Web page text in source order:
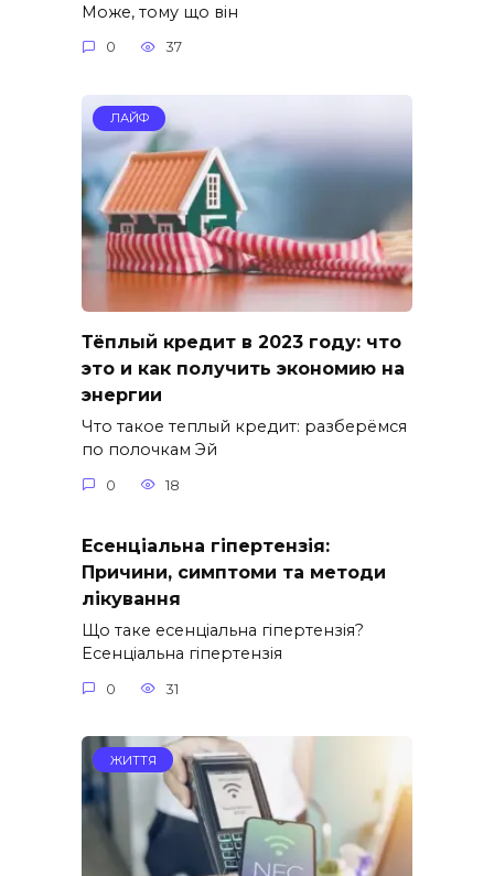
Може, тому що він
0 37
ЛАЙФ
Тёплый кредит в 2023 году: что
это и как получить экономию на
энергии
Что такое теплый кредит: разберёмся
по полочкам Эй
0 18
Есенціальна гіпертензія:
Причини, симптоми та методи
лікування
Що таке есенціальна гіпертензія?
Есенціальна гіпертензія
0 31
ЖИТТЯ